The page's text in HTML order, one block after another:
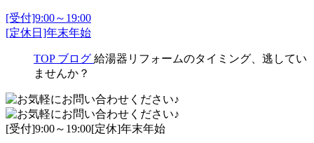
[受付]9:00～19:00
[定休日]年末年始
TOP ブログ 給湯器リフォームのタイミング、逃してい
ませんか？
[受付]9:00～19:00[定休]年末年始